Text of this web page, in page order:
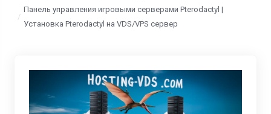
Панель управления игровыми серверами Pterodactyl |
Установка Pterodactyl на VDS/VPS сервер